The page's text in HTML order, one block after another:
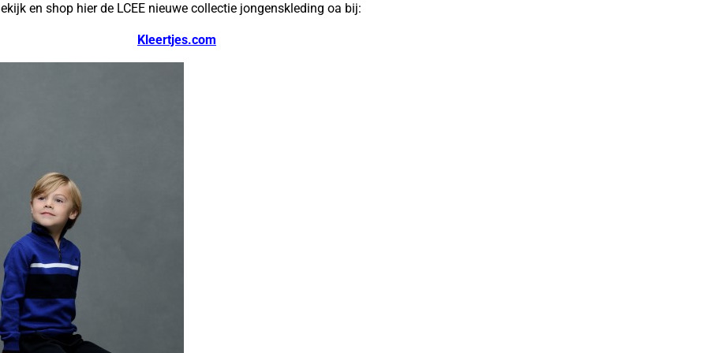
en shop hier de LCEE nieuwe collectie jongenskleding oa bij:
Kleertjes.com